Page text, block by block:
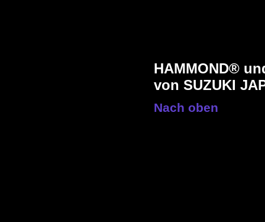
HAMMOND®
von SUZUKI
Nach oben